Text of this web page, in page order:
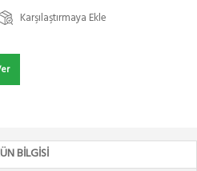
Karşılaştırmaya Ekle
BILGISI